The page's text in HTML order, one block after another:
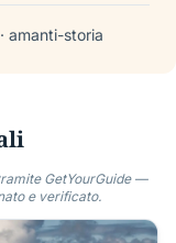
amanti-storia
GetYourGuide —
e verificato.